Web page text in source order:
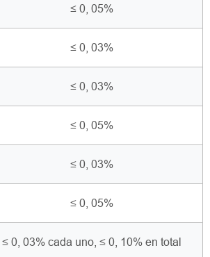
≤ 0, 05%
≤ 0, 03%
≤ 0, 03%
≤ 0, 05%
≤ 0, 03%
≤ 0, 05%
≤ 0, 03% cada uno, ≤ 0, 10% en total